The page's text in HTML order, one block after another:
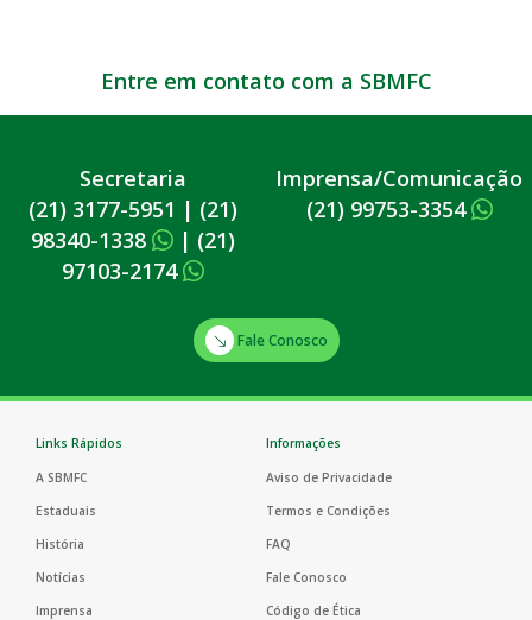
Entre em contato com a SBMFC
Secretaria
(21) 3177-5951 | (21)
98340-1338
| (21)
97103-2174
Imprensa/Comunicação
(21) 99753-3354
Fale Conosco
Links Rápidos
A SBMFC
Estaduais
História
Notícias
Imprensa
Informações
Aviso de Privacidade
Termos e Condições
FAQ
Fale Conosco
Código de Ética